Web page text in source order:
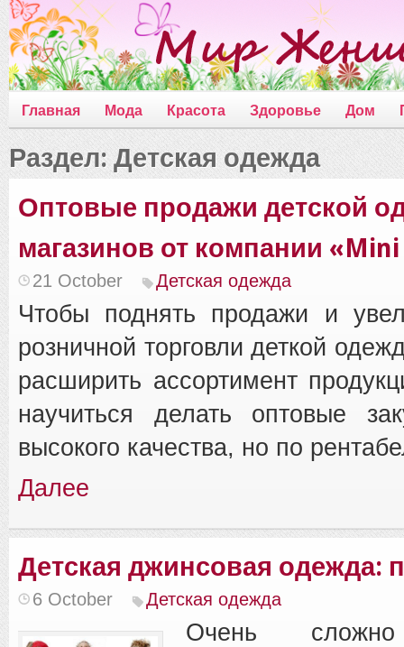
Главная Мода Красота Здоровье Дом
Раздел: Детская одежда
Оптовые продажи детской
магазинов от компании
21 October Детская одежда
Чтобы поднять продажи и
розничной торговли деткой
расширить ассортимент
научиться делать оптовые
высокого качества, но по
Далее
Детская джинсовая одежда:
6 October Детская одежда
Очень сложно